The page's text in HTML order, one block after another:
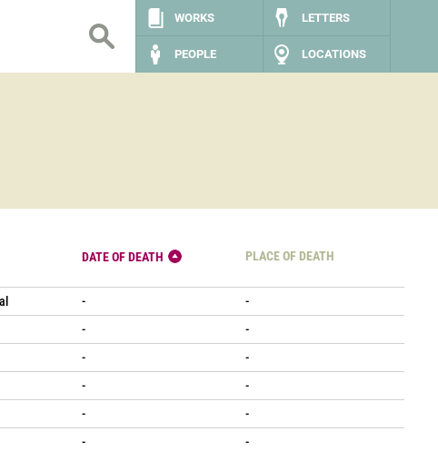
WORKS LETTERS
PEOPLE LOCATIONS
DATE OF DEATH PLACE OF DEATH
-
-
-
-
-
-
-
-
-
-
-
-